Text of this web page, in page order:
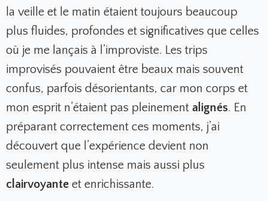
la veille et le matin étaient toujours beaucoup
plus fluides, profondes et significatives que celles
où je me lançais à l’improviste. Les trips
improvisés pouvaient être beaux mais souvent
confus, parfois désorientants, car mon corps et
mon esprit n’étaient pas pleinement alignés. En
préparant correctement ces moments, j’ai
découvert que l’expérience devient non
seulement plus intense mais aussi plus
clairvoyante et enrichissante.